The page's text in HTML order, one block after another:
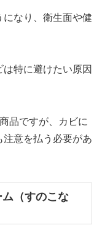
になり、衛生面や健
特に避けたい原因
品ですが、カビに
注意を払う必要があ
（すのこな